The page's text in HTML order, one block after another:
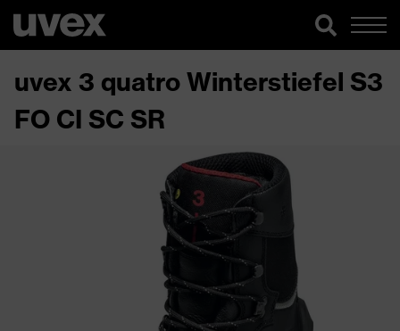
uvex 3 quatro Winterstiefel S3
FO CI SC SR